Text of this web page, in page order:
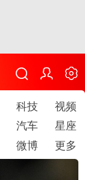
科技
视频
汽车
星座
微博 更多